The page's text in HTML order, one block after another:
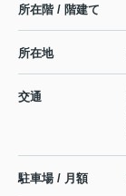
所在階 / 階建て
所在地
交通
駐車場 / 月額